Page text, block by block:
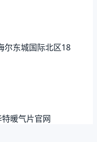
尔东城国际北区18
暖气片官网